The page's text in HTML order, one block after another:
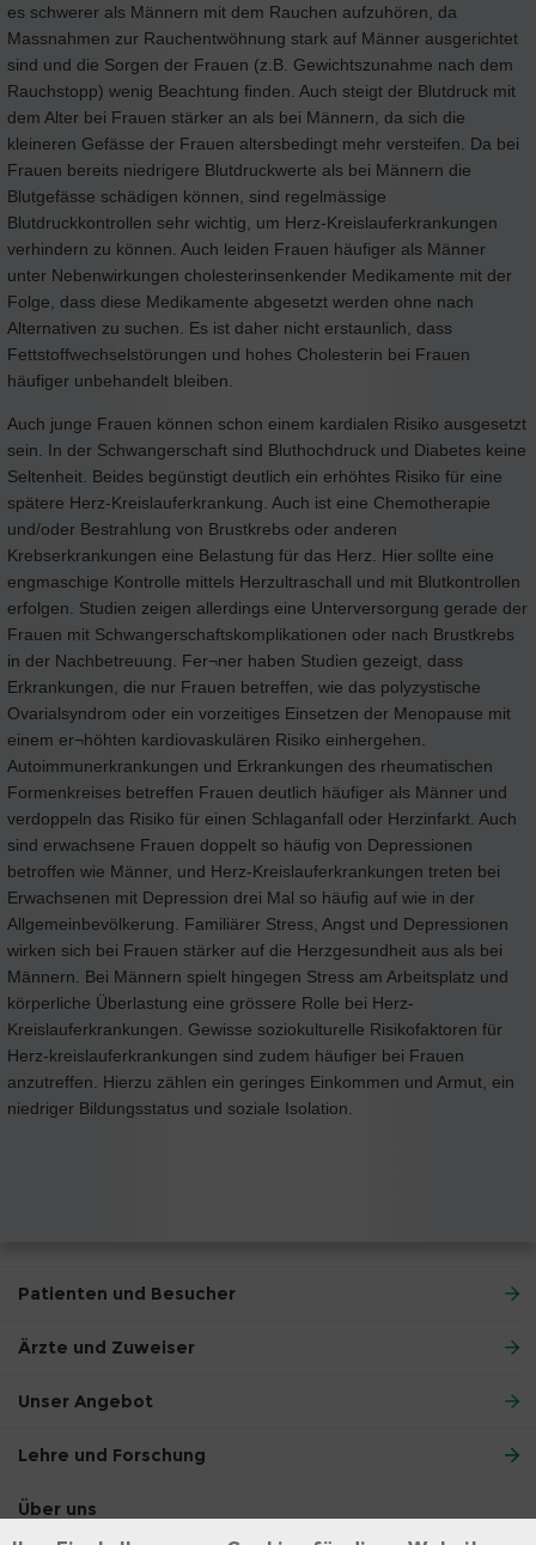
es schwerer als Männern mit dem Rauchen aufzuhören, da
Massnahmen zur Rauchentwöhnung stark auf Männer ausgerichtet
sind und die Sorgen der Frauen (z.B. Gewichtszunahme nach dem
Rauchstopp) wenig Beachtung finden. Auch steigt der Blutdruck mit
dem Alter bei Frauen stärker an als bei Männern, da sich die
kleineren Gefässe der Frauen altersbedingt mehr versteifen. Da bei
Frauen bereits niedrigere Blutdruckwerte als bei Männern die
Blutgefässe schädigen können, sind regelmässige
Blutdruckkontrollen sehr wichtig, um Herz-Kreislauferkrankungen
verhindern zu können. Auch leiden Frauen häufiger als Männer
unter Nebenwirkungen cholesterinsenkender Medikamente mit der
Folge, dass diese Medikamente abgesetzt werden ohne nach
Alternativen zu suchen. Es ist daher nicht erstaunlich, dass
Fettstoffwechselstörungen und hohes Cholesterin bei Frauen
häufiger unbehandelt bleiben.
Auch junge Frauen können schon einem kardialen Risiko ausgesetzt
sein. In der Schwangerschaft sind Bluthochdruck und Diabetes keine
Seltenheit. Beides begünstigt deutlich ein erhöhtes Risiko für eine
spätere Herz-Kreislauferkrankung. Auch ist eine Chemotherapie
und/oder Bestrahlung von Brustkrebs oder anderen
Krebserkrankungen eine Belastung für das Herz. Hier sollte eine
engmaschige Kontrolle mittels Herzultraschall und mit Blutkontrollen
erfolgen. Studien zeigen allerdings eine Unterversorgung gerade der
Frauen mit Schwangerschaftskomplikationen oder nach Brustkrebs
in der Nachbetreuung. Fer¬ner haben Studien gezeigt, dass
Erkrankungen, die nur Frauen betreffen, wie das polyzystische
Ovarialsyndrom oder ein vorzeitiges Einsetzen der Menopause mit
einem er¬höhten kardiovaskulären Risiko einhergehen.
Autoimmunerkrankungen und Erkrankungen des rheumatischen
Formenkreises betreffen Frauen deutlich häufiger als Männer und
verdoppeln das Risiko für einen Schlaganfall oder Herzinfarkt. Auch
sind erwachsene Frauen doppelt so häufig von Depressionen
betroffen wie Männer, und Herz-Kreislauferkrankungen treten bei
Erwachsenen mit Depression drei Mal so häufig auf wie in der
Allgemeinbevölkerung. Familiärer Stress, Angst und Depressionen
wirken sich bei Frauen stärker auf die Herzgesundheit aus als bei
Männern. Bei Männern spielt hingegen Stress am Arbeitsplatz und
körperliche Überlastung eine grössere Rolle bei Herz-
Kreislauferkrankungen. Gewisse soziokulturelle Risikofaktoren für
Herz-kreislauferkrankungen sind zudem häufiger bei Frauen
anzutreffen. Hierzu zählen ein geringes Einkommen und Armut, ein
niedriger Bildungsstatus und soziale Isolation.
Patienten und Besucher
Ärzte und Zuweiser
Unser Angebot
Lehre und Forschung
Über uns